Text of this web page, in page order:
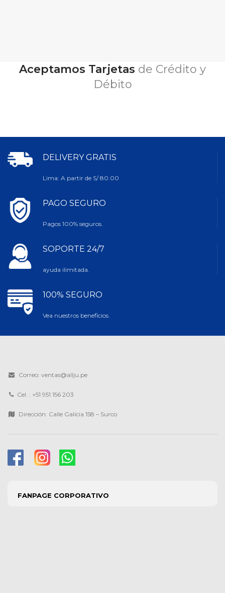
Aceptamos Tarjetas de Crédito y
Débito
DELIVERY GRATIS
Lima: A partir de S/ 80.00
PAGO SEGURO
Pagos 100% seguros.
SOPORTE 24/7
ayuda ilimitada.
100% SEGURO
Vea nuestros beneficios.
Correo: ventas@allju.pe
Cel. : +51 951 156 203
Dirección: Calle Galicia 158 – Surco
FANPAGE CORPORATIVO